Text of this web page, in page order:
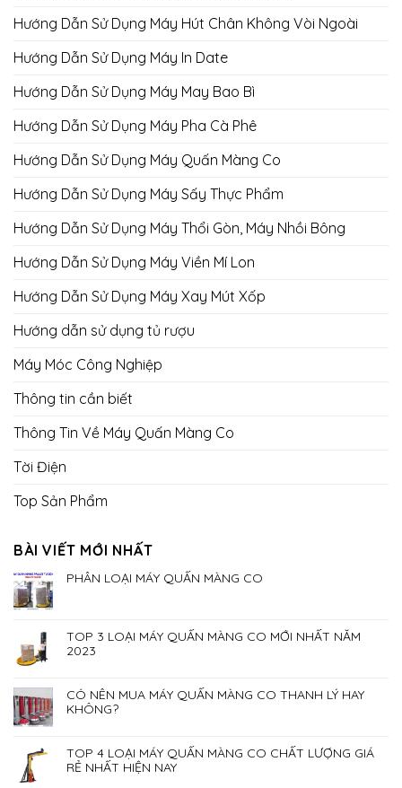
Hướng Dẫn Sử Dụng Máy Hút Chân Không Vòi Ngoài
Hướng Dẫn Sử Dụng Máy In Date
Hướng Dẫn Sử Dụng Máy May Bao Bì
Hướng Dẫn Sử Dụng Máy Pha Cà Phê
Hướng Dẫn Sử Dụng Máy Quấn Màng Co
Hướng Dẫn Sử Dụng Máy Sấy Thực Phẩm
Hướng Dẫn Sử Dụng Máy Thổi Gòn, Máy Nhồi Bông
Hướng Dẫn Sử Dụng Máy Viền Mí Lon
Hướng Dẫn Sử Dụng Máy Xay Mút Xốp
Hướng dẫn sử dụng tủ rượu
Máy Móc Công Nghiệp
Thông tin cần biết
Thông Tin Về Máy Quấn Màng Co
Tời Điện
Top Sản Phẩm
BÀI VIẾT MỚI NHẤT
PHÂN LOẠI MÁY QUẤN MÀNG CO
TOP 3 LOẠI MÁY QUẤN MÀNG CO MỚI NHẤT NĂM
2023
CÓ NÊN MUA MÁY QUẤN MÀNG CO THANH LÝ HAY
KHÔNG?
TOP 4 LOẠI MÁY QUẤN MÀNG CO CHẤT LƯỢNG GIÁ
RẺ NHẤT HIỆN NAY